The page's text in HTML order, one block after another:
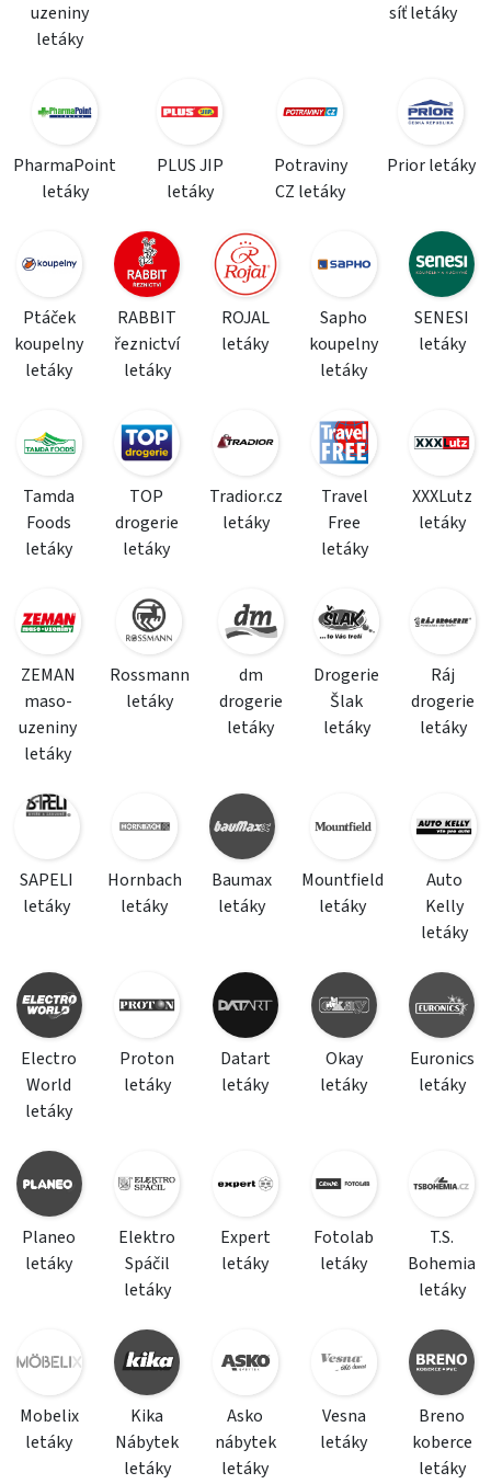
uzeniny
letáky
síť letáky
PharmaPoint
letáky
PLUS JIP
letáky
Potraviny
CZ letáky
Prior letáky
Ptáček
koupelny
letáky
RABBIT
řeznictví
letáky
ROJAL
letáky
Sapho
koupelny
letáky
SENESI
letáky
Tamda
Foods
letáky
TOP
drogerie
letáky
Tradior.cz
letáky
Travel
Free
letáky
XXXLutz
letáky
ZEMAN
maso-
uzeniny
letáky
Rossmann
letáky
dm
drogerie
letáky
Drogerie
Šlak
letáky
Ráj
drogerie
letáky
SAPELI
letáky
Hornbach
letáky
Baumax
letáky
Mountfield
letáky
Auto
Kelly
letáky
Electro
World
letáky
Proton
letáky
Datart
letáky
Okay
letáky
Euronics
letáky
Planeo
letáky
Elektro
Spáčil
letáky
Expert
letáky
Fotolab
letáky
T.S.
Bohemia
letáky
Mobelix
letáky
Kika
Nábytek
letáky
Asko
nábytek
letáky
Vesna
letáky
Breno
koberce
letáky